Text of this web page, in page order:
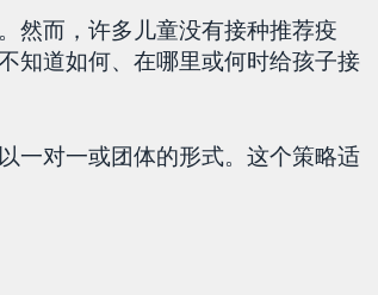
然而，许多儿童没有接种推荐疫
知道如何、在哪里或何时给孩子接
一对一或团体的形式。这个策略适